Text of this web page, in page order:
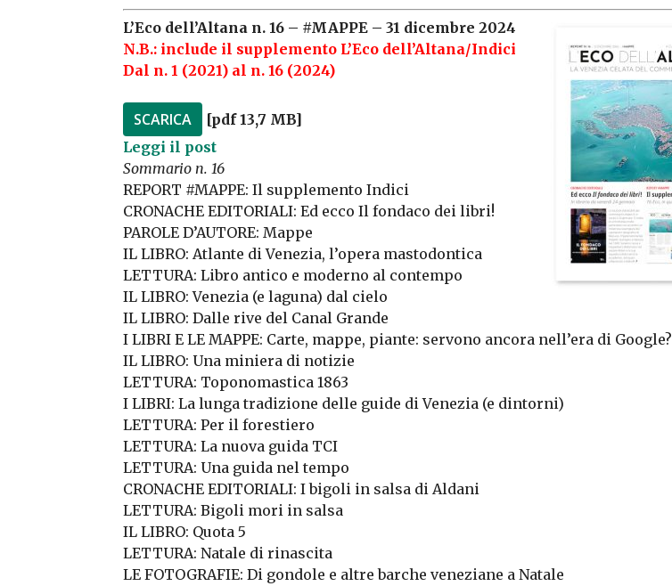
L’Eco dell’Altana n. 16 – #MAPPE – 31 dicembre 2024
N.B.: include il supplemento L’Eco dell’Altana/Indici
Dal n. 1 (2021) al n. 16 (2024)
SCARICA
[pdf 13,7 MB]
Leggi il post
Sommario n. 16
REPORT #MAPPE: Il supplemento Indici
CRONACHE EDITORIALI: Ed ecco Il fondaco dei libri!
PAROLE D’AUTORE: Mappe
IL LIBRO: Atlante di Venezia, l’opera mastodontica
LETTURA: Libro antico e moderno al contempo
IL LIBRO: Venezia (e laguna) dal cielo
IL LIBRO: Dalle rive del Canal Grande
I LIBRI E LE MAPPE: Carte, mappe, piante: servono ancora nell’era di Google?
IL LIBRO: Una miniera di notizie
LETTURA: Toponomastica 1863
I LIBRI: La lunga tradizione delle guide di Venezia (e dintorni)
LETTURA: Per il forestiero
LETTURA: La nuova guida TCI
LETTURA: Una guida nel tempo
CRONACHE EDITORIALI: I bigoli in salsa di Aldani
LETTURA: Bigoli mori in salsa
IL LIBRO: Quota 5
LETTURA: Natale di rinascita
LE FOTOGRAFIE: Di gondole e altre barche veneziane a Natale